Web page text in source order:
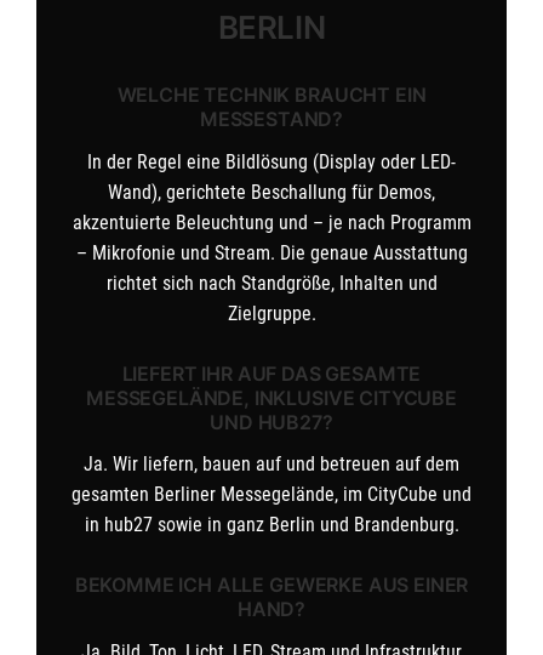
BERLIN
WELCHE TECHNIK BRAUCHT EIN
MESSESTAND?
In der Regel eine Bildlösung (Display oder LED-
Wand), gerichtete Beschallung für Demos,
akzentuierte Beleuchtung und – je nach Programm
– Mikrofonie und Stream. Die genaue Ausstattung
richtet sich nach Standgröße, Inhalten und
Zielgruppe.
LIEFERT IHR AUF DAS GESAMTE
MESSEGELÄNDE, INKLUSIVE CITYCUBE
UND HUB27?
Ja. Wir liefern, bauen auf und betreuen auf dem
gesamten Berliner Messegelände, im CityCube und
in hub27 sowie in ganz Berlin und Brandenburg.
BEKOMME ICH ALLE GEWERKE AUS EINER
HAND?